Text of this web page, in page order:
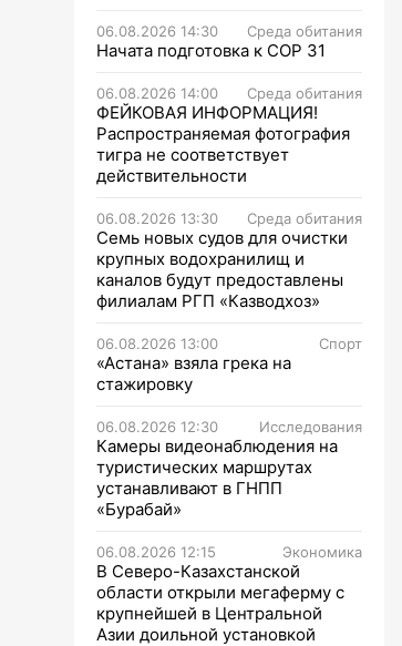
06.08.2026 14:30 Среда обитания
Начата подготовка к СОР 31
06.08.2026 14:00 Среда обитания
ФЕЙКОВАЯ ИНФОРМАЦИЯ!
Распространяемая фотография
тигра не соответствует
действительности
06.08.2026 13:30 Среда обитания
Семь новых судов для очистки
крупных водохранилищ и
каналов будут предоставлены
филиалам РГП «Казводхоз»
06.08.2026 13:00 Спорт
«Астана» взяла грека на
стажировку
06.08.2026 12:30 Исследования
Камеры видеонаблюдения на
туристических маршрутах
устанавливают в ГНПП
«Бурабай»
06.08.2026 12:15 Экономика
В Северо-Казахстанской
области открыли мегаферму с
крупнейшей в Центральной
Азии доильной установкой